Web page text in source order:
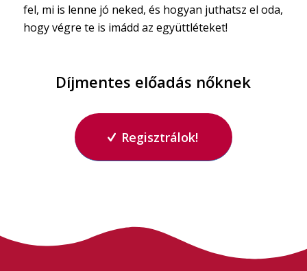
fel, mi is lenne jó neked, és hogyan juthatsz el oda,
hogy végre te is imádd az együttléteket!
Díjmentes előadás nőknek
Regisztrálok!